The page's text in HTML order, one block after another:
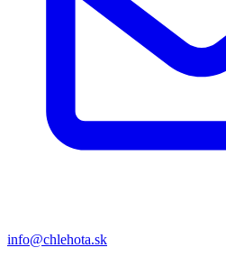
info@chlehota.sk